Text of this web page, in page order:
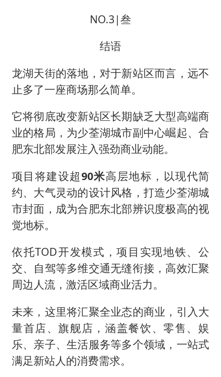
NO.3|叁
结语
龙湖天街的落地，对于新站区而言，远不
止多了一座商场那么简单。
它将彻底改变新站区长期缺乏大型高端商
业的格局，为少荃湖城市副中心崛起、合
肥东北部发展注入强劲商业动能。
项目将建设超90米高层地标，以现代简
约、大气灵动的设计风格，打造少荃湖城
市封面，成为合肥东北部辨识度极高的视
觉地标。
依托TOD开发模式，项目实现地铁、公
交、自驾等多维交通无缝衔接，高效汇聚
周边人流，激活区域商业活力。
未来，这里将汇聚全业态的商业，引入大
量首店、旗舰店，涵盖餐饮、零售、娱
乐、亲子、生活服务等多个领域，一站式
满足新站人的消费需求。